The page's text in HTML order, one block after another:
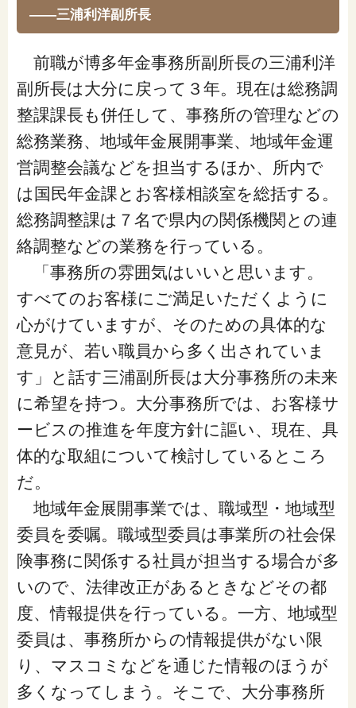
閉じる
——三浦利洋副所長
前職が博多年金事務所副所長の三浦利洋
副所長は大分に戻って３年。現在は総務調
整課課長も併任して、事務所の管理などの
総務業務、地域年金展開事業、地域年金運
営調整会議などを担当するほか、所内で
は国民年金課とお客様相談室を総括する。
総務調整課は７名で県内の関係機関との連
絡調整などの業務を行っている。
「事務所の雰囲気はいいと思います。
すべてのお客様にご満足いただくように
心がけていますが、そのための具体的な
意見が、若い職員から多く出されていま
す」と話す三浦副所長は大分事務所の未来
に希望を持つ。大分事務所では、お客様サ
ービスの推進を年度方針に謳い、現在、具
体的な取組について検討しているところ
だ。
地域年金展開事業では、職域型・地域型
委員を委嘱。職域型委員は事業所の社会保
険事務に関係する社員が担当する場合が多
いので、法律改正があるときなどその都
度、情報提供を行っている。一方、地域型
委員は、事務所からの情報提供がない限
り、マスコミなどを通じた情報のほうが
多くなってしまう。そこで、大分事務所